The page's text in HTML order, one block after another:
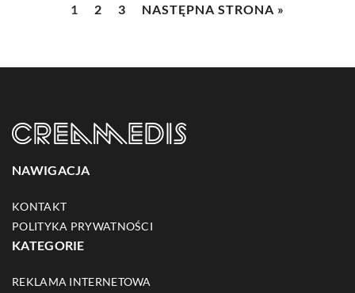
1 2 3 NASTĘPNA STRONA »
NAWIGACJA
KONTAKT
POLITYKA PRYWATNOŚCI
KATEGORIE
REKLAMA INTERNETOWA